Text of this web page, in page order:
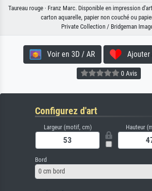
Taureau rouge · Franz Marc. Disponible en impression
carton aquarelle, papier non couché ou
Private Collection / Bridgeman
Voir en 3D / AR Ajouter
0 Avis
Configurez d'art
Largeur (motif, cm) Hauteur
Bord
0 cm bord